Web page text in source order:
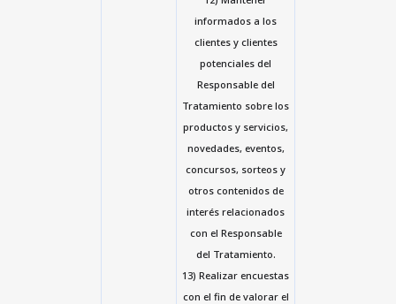
informados a los
clientes y clientes
potenciales del
Responsable del
Tratamiento sobre los
productos y servicios,
novedades, eventos,
concursos, sorteos y
otros contenidos de
interés relacionados
con el Responsable
del Tratamiento.
13) Realizar encuestas
con el fin de valorar el